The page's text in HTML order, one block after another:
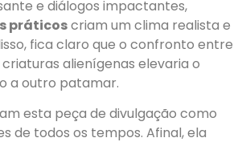
e diálogos impactantes,
práticoscriam um clima realista e
fica claro que o confronto entre
alienígenas elevaria o
a outro patamar.
esta peça de divulgação como
de todos os tempos. Afinal, ela